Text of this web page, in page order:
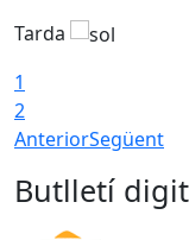
Tarda
1
2
AnteriorSegüent
Butlletí